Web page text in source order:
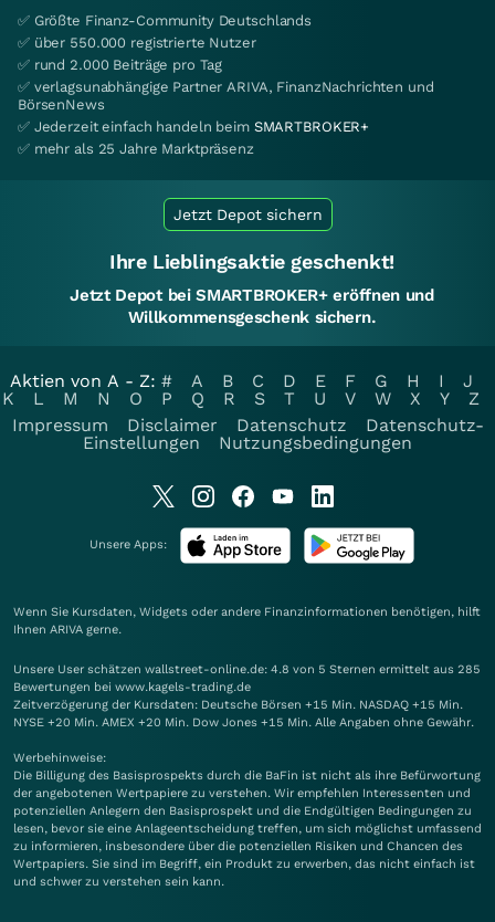
✅ Größte Finanz-Community Deutschlands
✅ über 550.000 registrierte Nutzer
✅ rund 2.000 Beiträge pro Tag
✅ verlagsunabhängige Partner ARIVA, FinanzNachrichten und
BörsenNews
✅ Jederzeit einfach handeln beim SMARTBROKER+
✅ mehr als 25 Jahre Marktpräsenz
Jetzt Depot sichern
Ihre Lieblingsaktie geschenkt!
Jetzt Depot bei SMARTBROKER+ eröffnen und
Willkommensgeschenk sichern.
Aktien von A - Z: # A B C D E F G H I
J
K
L M N O P Q R S T U V W X Y
Z
Impressum
Disclaimer Datenschutz
Datenschutz-
Einstellungen
Nutzungsbedingungen
Unsere Apps:
Wenn Sie Kursdaten, Widgets oder andere Finanzinformationen benötigen, hilft
Ihnen ARIVA gerne.
Unsere User schätzen wallstreet-online.de: 4.8 von 5 Sternen ermittelt aus 285
Bewertungen bei www.kagels-trading.de
Zeitverzögerung der Kursdaten: Deutsche Börsen +15 Min. NASDAQ +15 Min.
NYSE +20 Min. AMEX +20 Min. Dow Jones +15 Min. Alle Angaben ohne Gewähr.
Werbehinweise:
Die Billigung des Basisprospekts durch die BaFin ist nicht als ihre Befürwortung
der angebotenen Wertpapiere zu verstehen. Wir empfehlen Interessenten und
potenziellen Anlegern den Basisprospekt und die Endgültigen Bedingungen zu
lesen, bevor sie eine Anlageentscheidung treffen, um sich möglichst umfassend
zu informieren, insbesondere über die potenziellen Risiken und Chancen des
Wertpapiers. Sie sind im Begriff, ein Produkt zu erwerben, das nicht einfach ist
und schwer zu verstehen sein kann.